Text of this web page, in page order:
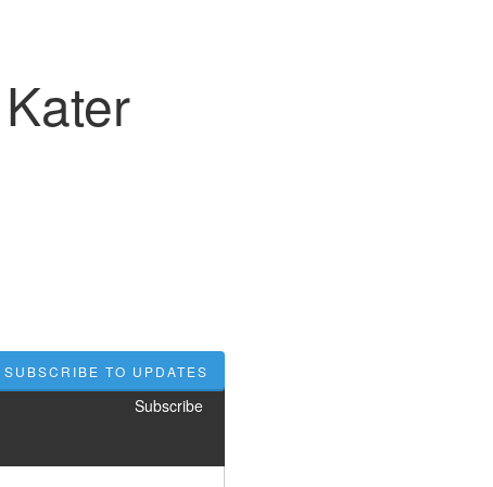
SUBSCRIBE TO UPDATES
Subscribe